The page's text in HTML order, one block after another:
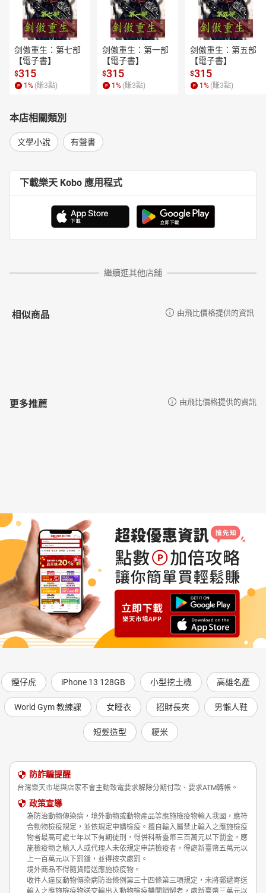
剑傲重生：第七部
【電子書】
$315
1 % (賺3點)
剑傲重生：第一部
【電子書】
$315
1 % (賺3點)
剑傲重生：第五部
【電子書】
$315
1 % (賺3點)
本店相關類別
文學小說 有聲書
下載樂天 Kobo 應用程式
繼續逛其他店舖
相似商品 由飛比價格提供的資訊
更多推薦 由飛比價格提供的資訊
煙仔虎 iPhone 13 128GB 小型挖土機 高雄名產
World Gym 教練課 女睡衣 招財長夾 男懶人鞋
短髮造型 粳米
防詐騙提醒
台灣樂天市場與店家不會主動致電要求解除分期付款、要求ATM轉帳。
政策宣導
為防治動物傳染病，境外動物或動物產品等應施檢疫物輸入我國，應符
合動物檢疫規定，並依規定申請檢疫。擅自輸入屬禁止輸入之應施檢疫
物者最高可處七年以下有期徒刑，得併科新臺幣三百萬元以下罰金。應
施檢疫物之輸入人或代理人未依規定申請檢疫者，得處新臺幣五萬元以
上一百萬元以下罰鍰，並得按次處罰。
境外商品不得隨貨贈送應施檢疫物。
收件人違反動物傳染病防治條例第三十四條第三項規定，未將郵遞寄送
輸入之應施檢疫物送交輸出入動物檢疫機關銷燬者，處新臺幣三萬元以